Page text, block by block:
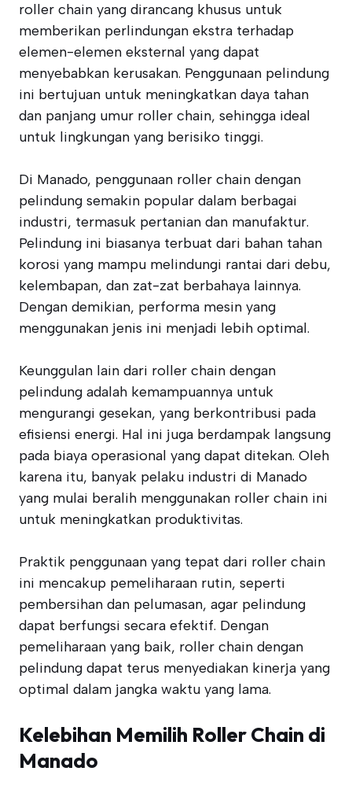
roller chain yang dirancang khusus untuk
memberikan perlindungan ekstra terhadap
elemen-elemen eksternal yang dapat
menyebabkan kerusakan. Penggunaan pelindung
ini bertujuan untuk meningkatkan daya tahan
dan panjang umur roller chain, sehingga ideal
untuk lingkungan yang berisiko tinggi.
Di Manado, penggunaan roller chain dengan
pelindung semakin popular dalam berbagai
industri, termasuk pertanian dan manufaktur.
Pelindung ini biasanya terbuat dari bahan tahan
korosi yang mampu melindungi rantai dari debu,
kelembapan, dan zat-zat berbahaya lainnya.
Dengan demikian, performa mesin yang
menggunakan jenis ini menjadi lebih optimal.
Keunggulan lain dari roller chain dengan
pelindung adalah kemampuannya untuk
mengurangi gesekan, yang berkontribusi pada
efisiensi energi. Hal ini juga berdampak langsung
pada biaya operasional yang dapat ditekan. Oleh
karena itu, banyak pelaku industri di Manado
yang mulai beralih menggunakan roller chain ini
untuk meningkatkan produktivitas.
Praktik penggunaan yang tepat dari roller chain
ini mencakup pemeliharaan rutin, seperti
pembersihan dan pelumasan, agar pelindung
dapat berfungsi secara efektif. Dengan
pemeliharaan yang baik, roller chain dengan
pelindung dapat terus menyediakan kinerja yang
optimal dalam jangka waktu yang lama.
Kelebihan Memilih Roller Chain di
Manado